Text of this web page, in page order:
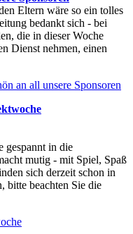
Eltern wäre so ein tolles
bedankt sich - bei
die in dieser Woche
Dienst nehmen, einen
an all unsere Sponsoren
gespannt in die
mutig - mit Spiel, Spaß
sich derzeit schon in
bitte beachten Sie die